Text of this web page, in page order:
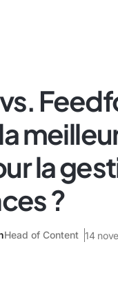
la
?
Head of Content 14